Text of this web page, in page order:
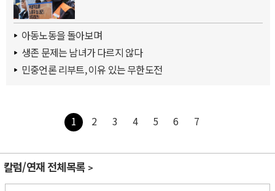
아동노동을 돌아보며
생존 문제는 남녀가 다르지 않다
민중언론 리부트, 이유 있는 무한도전
1 2 3 4 5 6 7
칼럼/연재 전체목록